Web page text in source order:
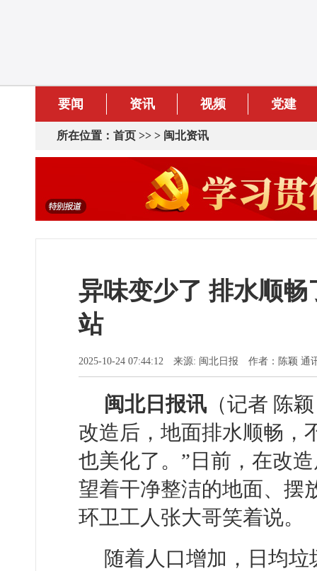
要闻 资讯 视频 党建
所在位置： 首页 >> > 闽北资讯
异味变少了 排水顺
站
2025-10-24 07:44:12 来源: 闽北日报 作者：陈颖 通
闽北日报讯 （记者 陈
改造后，地面排水顺畅，
也美化了。”日前，在改
望着干净整洁的地面、摆
环卫工人张大哥笑着说。
随着人口增加，日均